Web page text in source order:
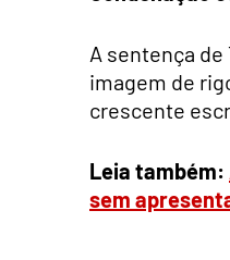
A sentença
imagem de
crescente
Leia também:
sem